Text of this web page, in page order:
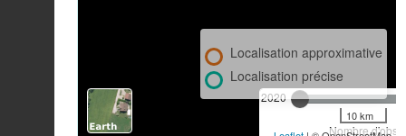
2020
Nombre
Localisation approximative
Localisation précise
10 km